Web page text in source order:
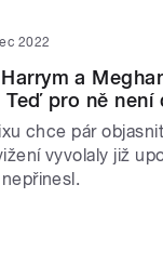
2022
a
pro ně není
chce pár
vyvolaly již